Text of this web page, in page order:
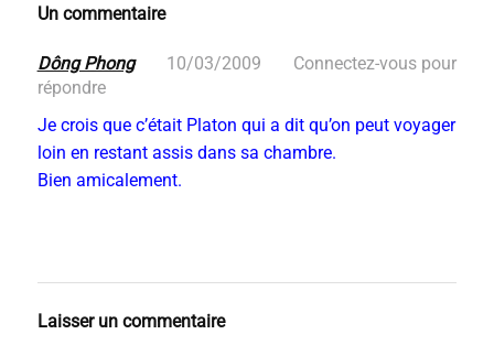
Un commentaire
Dông Phong 10/03/2009
Connectez-vous pour
répondre
Je crois que c’était Platon qui a dit qu’on peut voyager
loin en restant assis dans sa chambre.
Bien amicalement.
Laisser un commentaire